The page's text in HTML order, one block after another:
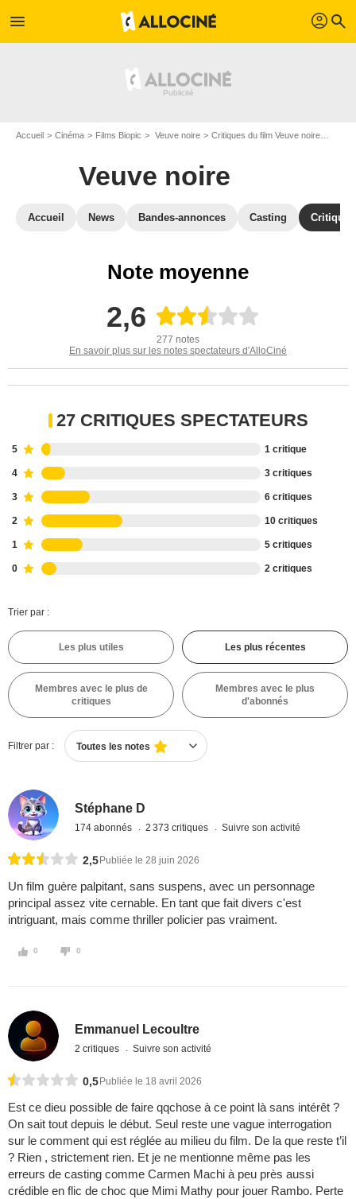
menu profil search
Accueil Cinéma Films Biopic Veuve noire Critiques du film Veuve noire
Veuve noire
Accueil News Bandes-annonces Casting
Note moyenne
2,6
277 notes
En savoir plus sur les notes spectateurs d'AlloCiné
27 CRITIQUES SPECTATEURS
5 1 critique
4 3 critiques
3 6 critiques
2 10 critiques
1 5 critiques
0 2 critiques
Trier par :
Les plus utiles Les plus récentes
Membres avec le plus de
critiques
Membres avec le plus
d'abonnés
Filtrer par : Toutes les notes
Stéphane D
174 abonnés 2 373 critiques Suivre son activité
2,5 Publiée le 28 juin 2026
Un film guère palpitant, sans suspens, avec un personnage
principal assez vite cernable. En tant que fait divers c'est
intriguant, mais comme thriller policier pas vraiment.
0 0
Emmanuel Lecoultre
2 critiques Suivre son activité
0,5 Publiée le 18 avril 2026
Est ce dieu possible de faire qqchose à ce point là sans intérêt ?
On sait tout depuis le début. Seul reste une vague interrogation
sur le comment qui est réglée au milieu du film. De la que reste t’il
? Rien , strictement rien. Et je ne mentionne même pas les
erreurs de casting comme Carmen Machi à peu près aussi
crédible en flic de choc que Mimi Mathy pour jouer Rambo. Perte